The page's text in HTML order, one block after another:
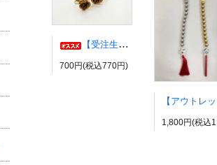
【受注生産】伊弉冉一二三イヤリング・ピアス ヒプノシスマイク風 ひふみ ヒプマイ
700円(税込770円)